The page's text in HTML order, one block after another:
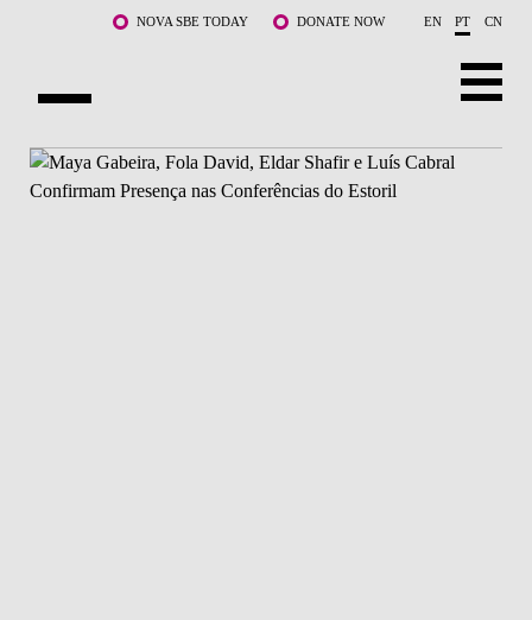
Saltar para o conteúdo principalNOVA SBE TODAY DONATE NOW EN PT CN
SOBRE NÓS